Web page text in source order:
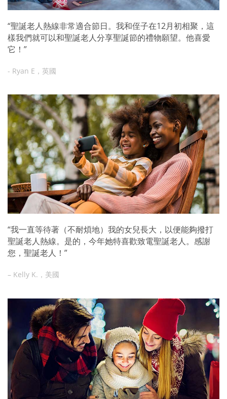
“聖誕老人熱線非常適合節日。我和侄子在12月初相聚，這
樣我們就可以和聖誕老人分享聖誕節的禮物願望。他喜愛
它！”
- Ryan E，英國
“我一直等待著（不耐煩地）我的女兒長大，以便能夠撥打
聖誕老人熱線。是的，今年她特喜歡致電聖誕老人。感謝
您，聖誕老人！”
– Kelly K.，美國